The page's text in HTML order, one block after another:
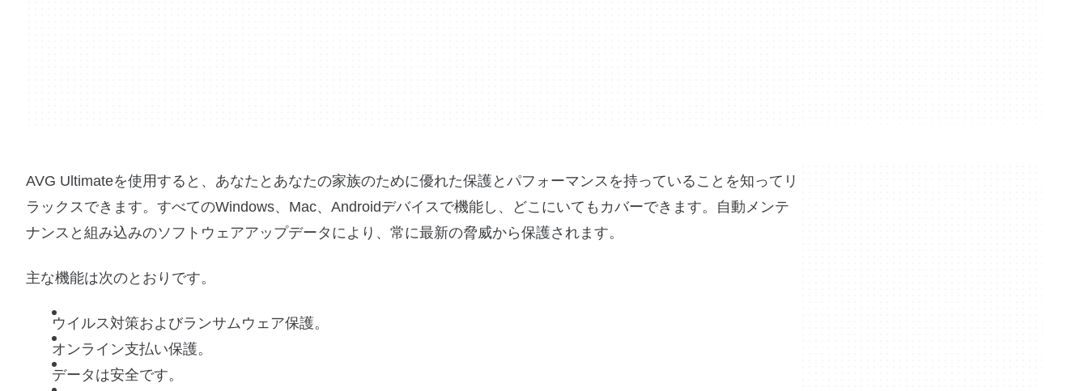
AVG Ultimateを使用すると、あなたとあなたの家族のために優れた保護とパフォーマンスを持っていることを知ってリ
ラックスできます。すべてのWindows、Mac、Androidデバイスで機能し、どこにいてもカバーできます。自動メンテ
ナンスと組み込みのソフトウェアアップデータにより、常に最新の脅威から保護されます。
主な機能は次のとおりです。
ウイルス対策およびランサムウェア保護。
オンライン支払い保護。
データは安全です。